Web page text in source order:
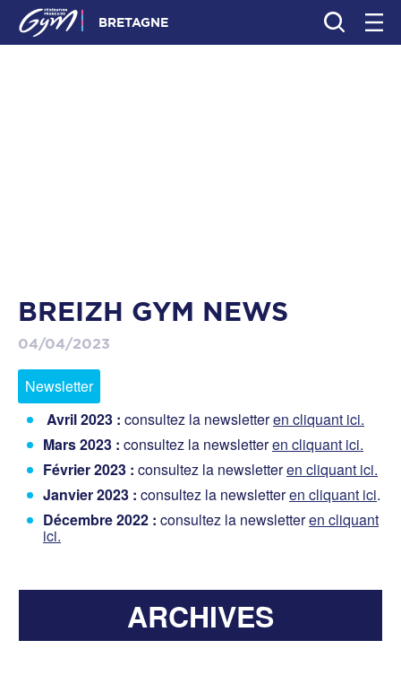
BRETAGNE
BREIZH GYM NEWS
04/04/2023
Newsletter
Avril 2023 : consultez la newsletteren cliquant ici.
Mars 2023 : consultez la newsletteren cliquant ici.
Février 2023 : consultez la newsletteren cliquant ici.
Janvier 2023 : consultez la newsletteren cliquant ici.
Décembre 2022 : consultez la newsletteren cliquant
ici.
ARCHIVES